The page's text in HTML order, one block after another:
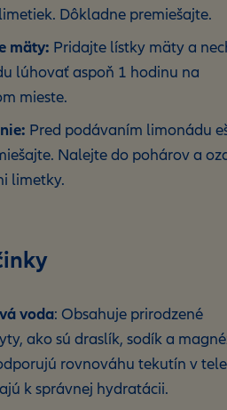
Dôkladne premiešajte.
mäty: Pridajte lístky mäty a
lúhovať aspoň 1 hodinu na
mieste.
Pred podávaním limonádu
Nalejte do pohárov a
limetky.
voda: Obsahuje prirodzené
ako sú draslík, sodík a
rovnováhu tekutín v
k správnej hydratácii.